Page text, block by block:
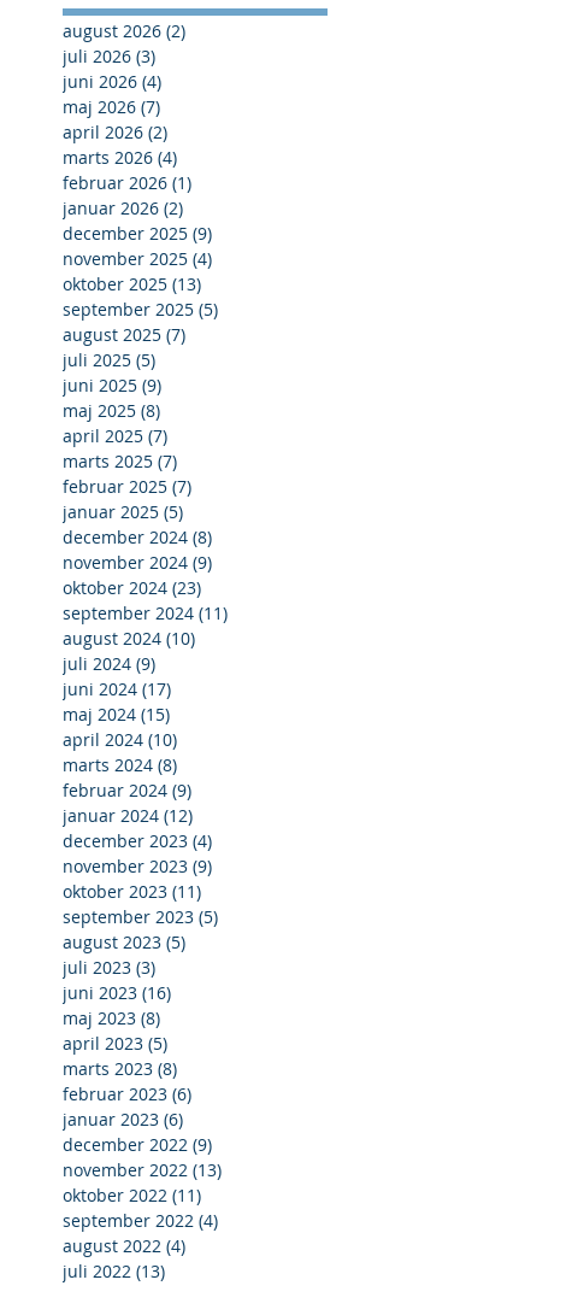
august 2026 (2)
juli 2026 (3)
juni 2026 (4)
maj 2026 (7)
april 2026 (2)
marts 2026 (4)
februar 2026 (1)
januar 2026 (2)
december 2025 (9)
november 2025 (4)
oktober 2025 (13)
september 2025 (5)
august 2025 (7)
juli 2025 (5)
juni 2025 (9)
maj 2025 (8)
april 2025 (7)
marts 2025 (7)
februar 2025 (7)
januar 2025 (5)
december 2024 (8)
november 2024 (9)
oktober 2024 (23)
september 2024 (11)
august 2024 (10)
juli 2024 (9)
juni 2024 (17)
maj 2024 (15)
april 2024 (10)
marts 2024 (8)
februar 2024 (9)
januar 2024 (12)
december 2023 (4)
november 2023 (9)
oktober 2023 (11)
september 2023 (5)
august 2023 (5)
juli 2023 (3)
juni 2023 (16)
maj 2023 (8)
april 2023 (5)
marts 2023 (8)
februar 2023 (6)
januar 2023 (6)
december 2022 (9)
november 2022 (13)
oktober 2022 (11)
september 2022 (4)
august 2022 (4)
juli 2022 (13)